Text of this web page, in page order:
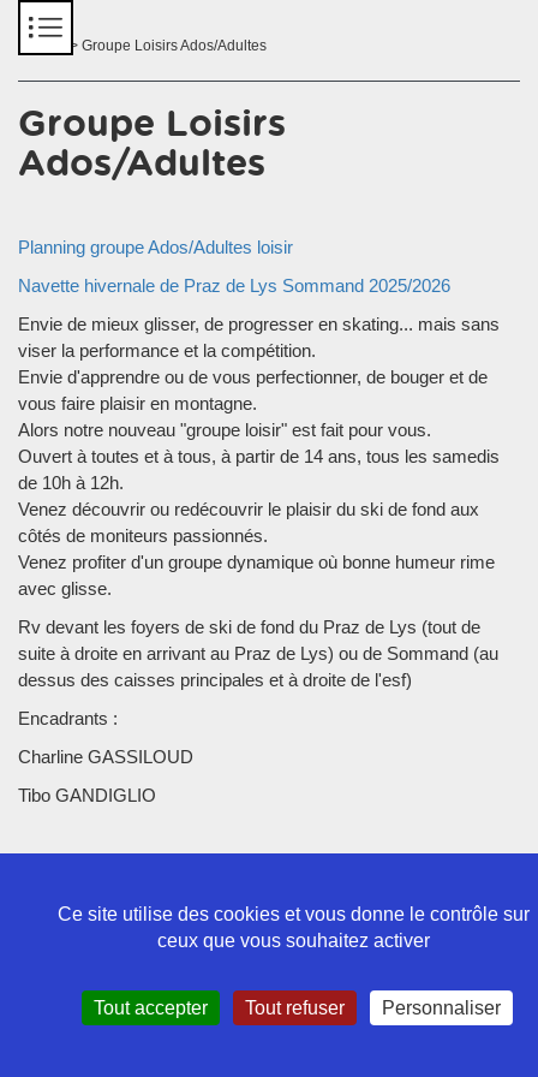
> Groupe Loisirs Ados/Adultes
Groupe Loisirs
Ados/Adultes
Planning groupe Ados/Adultes loisir
Navette hivernale de Praz de Lys Sommand 2025/2026
Envie de mieux glisser, de progresser en skating... mais sans
viser la performance et la compétition.
Envie d'apprendre ou de vous perfectionner, de bouger et de
vous faire plaisir en montagne.
Alors notre nouveau "groupe loisir" est fait pour vous.
Ouvert à toutes et à tous, à partir de 14 ans, tous les samedis
de 10h à 12h.
Venez découvrir ou redécouvrir le plaisir du ski de fond aux
côtés de moniteurs passionnés.
Venez profiter d'un groupe dynamique où bonne humeur rime
avec glisse.
Rv devant les foyers de ski de fond du Praz de Lys (tout de
suite à droite en arrivant au Praz de Lys) ou de Sommand (au
dessus des caisses principales et à droite de l'esf)
Encadrants :
Charline GASSILOUD
Tibo GANDIGLIO
Politique de confidentialité
Ce site utilise des cookies et vous donne le contrôle sur
ceux que vous souhaitez activer
Tout accepter Tout refuser Personnaliser